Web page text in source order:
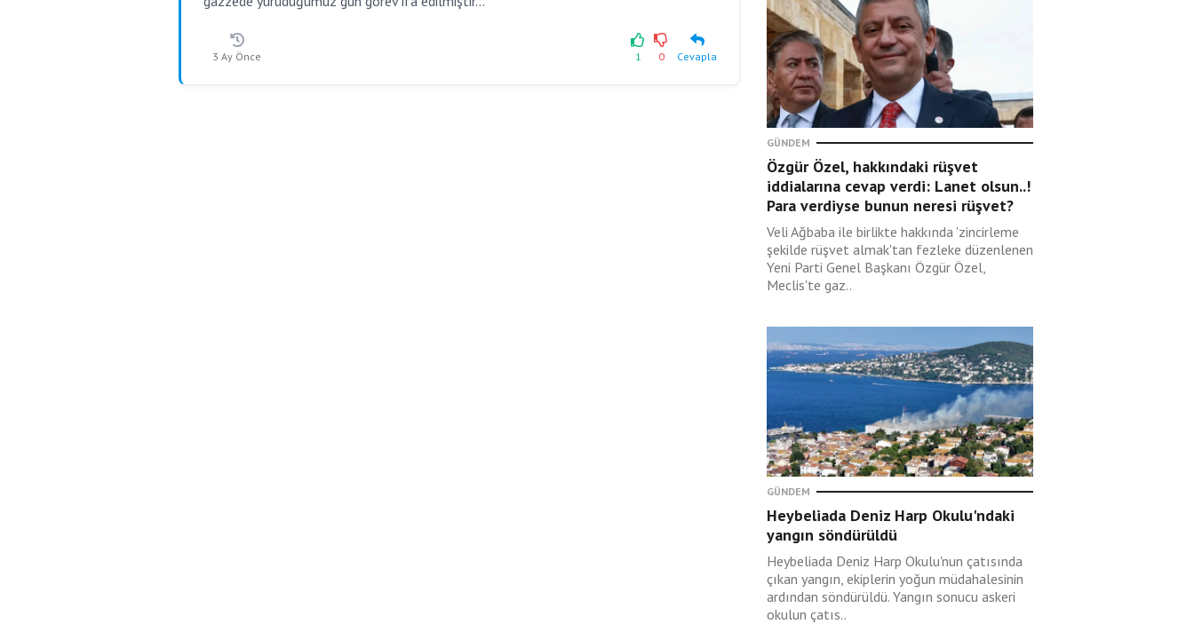
3 Ay Önce 1 0 Cevapla
GÜNDEM
Özgür Özel, hakkındaki rüşvet
iddialarına cevap verdi: Lanet olsun..!
Para verdiyse bunun neresi rüşvet?
Veli Ağbaba ile birlikte hakkında 'zincirleme
şekilde rüşvet almak'tan fezleke düzenlenen
Yeni Parti Genel Başkanı Özgür Özel,
Meclis'te gaz..
GÜNDEM
Heybeliada Deniz Harp Okulu'ndaki
yangın söndürüldü
Heybeliada Deniz Harp Okulu'nun çatısında
çıkan yangın, ekiplerin yoğun müdahalesinin
ardından söndürüldü. Yangın sonucu askeri
okulun çatıs..